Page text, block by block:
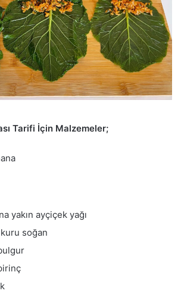
Tarifi İçin Malzemeler;
yakın ayçiçek yağı
soğan